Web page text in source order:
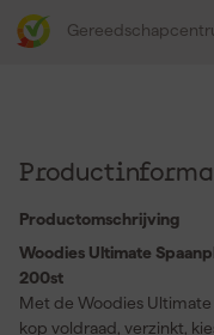
Productomschrijving
Woodies Ultimate
200st
Met de Woodies Ultimate
kop voldraad, verzinkt,